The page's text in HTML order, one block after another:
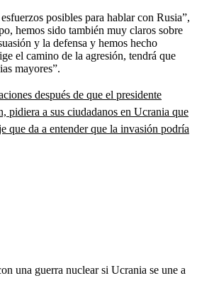
posibles para hablar con Rusia”,
hemos sido también muy claros sobre
y la defensa y hemos hecho
el camino de la agresión, tendrá que
mayores”.
después de que el presidente
pidiera a sus ciudadanos en Ucrania que
que da a entender que la invasión podría
una guerra nuclear si Ucrania se une a